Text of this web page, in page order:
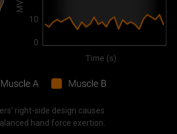
right-side design causes
hand force exertion.